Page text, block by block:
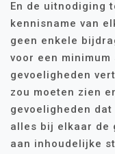
En de uitnodiging
kennisname van
geen enkele
voor een
gevoeligheden
zou moeten zien
gevoeligheden
alles bij elkaar de
aan inhoudelijke